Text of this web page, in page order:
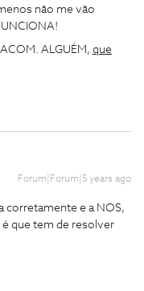
não me vão
ALGUÉM, que
Forum|Forum|5 years ago
corretamente e a NOS,
que tem de resolver